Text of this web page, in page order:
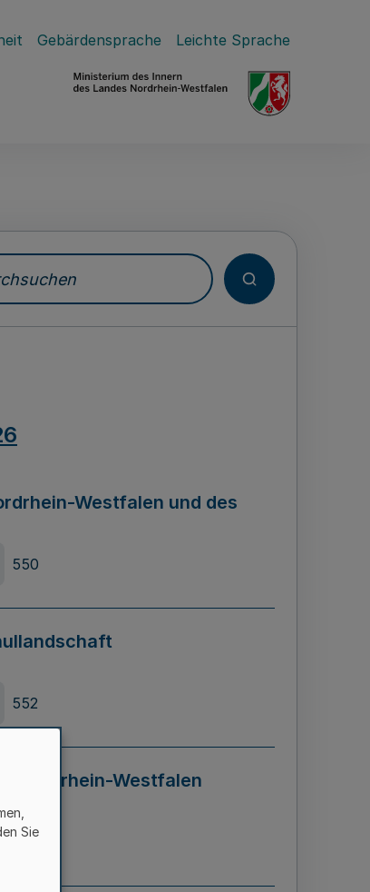
Gebärdensprache Leichte Sprache
Westfalen und des
550
552
Nordrhein-Westfalen
595
Sie